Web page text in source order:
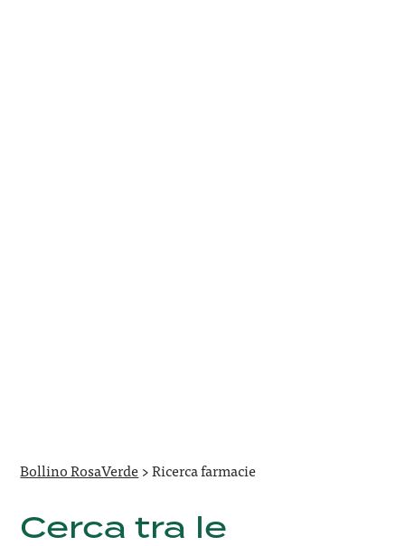
Bollino RosaVerde>Ricerca farmacie
Cerca tra le